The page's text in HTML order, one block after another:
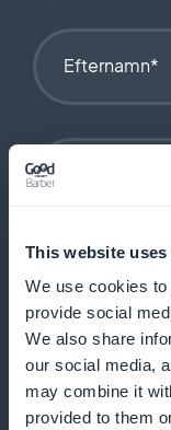
This website
We use cookies
provide social
We also share
our social media,
may combine it
provided to them
Efternamn*
Företag